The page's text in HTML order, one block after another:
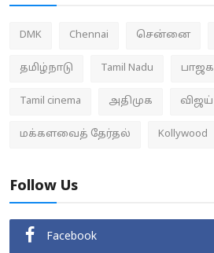
DMK Chennai சென்னை
தமிழ்நாடு Tamil Nadu பாஜக
Tamil cinema அதிமுக விஜய்
மக்களவைத் தேர்தல் Kollywood
Follow Us
Facebook